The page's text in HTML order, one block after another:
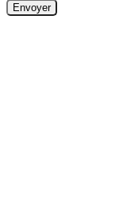
Envoyer